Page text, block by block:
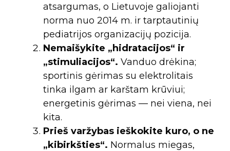
atsargumas, o Lietuvoje galiojanti
norma nuo 2014 m. ir tarptautinių
pediatrijos organizacijų pozicija.
Nemaišykite „hidratacijos“ ir
„stimuliacijos“. Vanduo drėkina;
sportinis gėrimas su elektrolitais
tinka ilgam ar karštam krūviui;
energetinis gėrimas — nei viena, nei
kita.
Prieš varžybas ieškokite kuro, o ne
„kibirkšties“. Normalus miegas,